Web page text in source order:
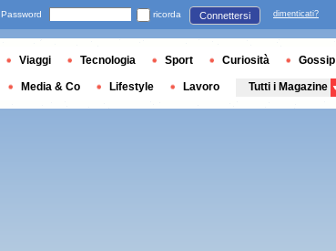
Password ricorda Connettersi dimenticati?
Viaggi Tecnologia Sport Curiosità Gossip
Media & Co Lifestyle Lavoro Tutti i Magazine